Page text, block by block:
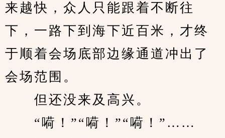
来越快，众人只能跟着不断往
下，一路下到海下近百米，才终
于顺着会场底部边缘通道冲出了
会场范围。
但还没来及高兴。
“嗬！”“嗬！”“嗬！”……